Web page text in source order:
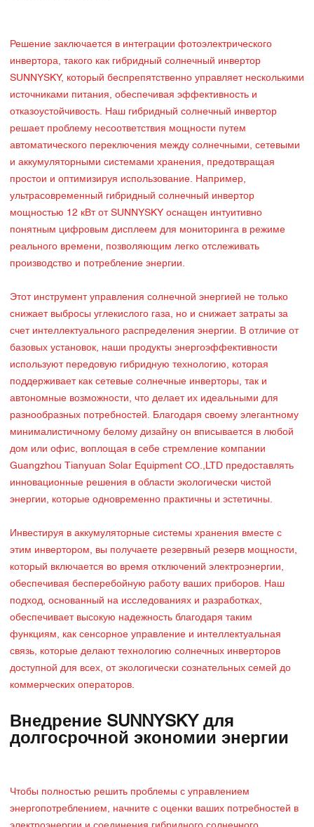
Решение заключается в интеграции фотоэлектрического
инвертора, такого как гибридный солнечный инвертор
SUNNYSKY, который беспрепятственно управляет несколькими
источниками питания, обеспечивая эффективность и
отказоустойчивость. Наш гибридный солнечный инвертор
решает проблему несоответствия мощности путем
автоматического переключения между солнечными, сетевыми
и аккумуляторными системами хранения, предотвращая
простои и оптимизируя использование. Например,
ультрасовременный гибридный солнечный инвертор
мощностью 12 кВт от SUNNYSKY оснащен интуитивно
понятным цифровым дисплеем для мониторинга в режиме
реального времени, позволяющим легко отслеживать
производство и потребление энергии.
Этот инструмент управления солнечной энергией не только
снижает выбросы углекислого газа, но и снижает затраты за
счет интеллектуального распределения энергии. В отличие от
базовых установок, наши продукты энергоэффективности
используют передовую гибридную технологию, которая
поддерживает как сетевые солнечные инверторы, так и
автономные возможности, что делает их идеальными для
разнообразных потребностей. Благодаря своему элегантному
минималистичному белому дизайну он вписывается в любой
дом или офис, воплощая в себе стремление компании
Guangzhou Tianyuan Solar Equipment CO.,LTD предоставлять
инновационные решения в области экологически чистой
энергии, которые одновременно практичны и эстетичны.
Инвестируя в аккумуляторные системы хранения вместе с
этим инвертором, вы получаете резервный резерв мощности,
который включается во время отключений электроэнергии,
обеспечивая бесперебойную работу ваших приборов. Наш
подход, основанный на исследованиях и разработках,
обеспечивает высокую надежность благодаря таким
функциям, как сенсорное управление и интеллектуальная
связь, которые делают технологию солнечных инверторов
доступной для всех, от экологически сознательных семей до
коммерческих операторов.
Внедрение SUNNYSKY для
долгосрочной экономии энергии
Чтобы полностью решить проблемы с управлением
энергопотреблением, начните с оценки ваших потребностей в